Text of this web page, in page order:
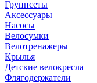
Группсеты
Аксессуары
Насосы
Велосумки
Велотренажеры
Крылья
Детские велокресла
Флягодержатели